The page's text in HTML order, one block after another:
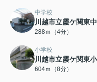
中学校
川越市立霞ケ関東
288ｍ（4分）
小学校
川越市立霞ケ関東
604ｍ（8分）